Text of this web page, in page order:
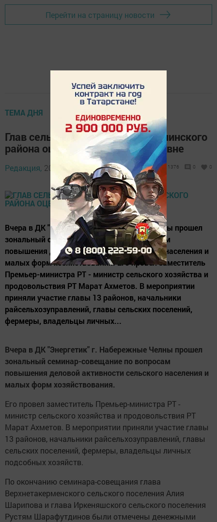
Перейти на страницу новости
ТЕМА ДНЯ
Глав сельских поселений Мензелинского
района оценили на должном уровне
Редакция, 20 декабря 2016 - 12:46 1376 0 0
Вчера в ДК "Энергетик" г. Набережные Челны прошел
зональный семинар-совещание по вопросам
повышения деловой активности сельского населения и
малых форм хозяйствования. Его провел заместитель
Премьер-министра РТ - министр сельского хозяйства и
продовольствия РТ Марат Ахметов. В мероприятии
приняли участие главы 13 районов, начальники
райсельхозуправлений, главы сельских поселений,
фермеры, владельцы личных...
Вчера в ДК "Энергетик" г. Набережные Челны прошел
зональный семинар-совещание по вопросам
повышения деловой активности сельского населения и
малых форм хозяйствования.
Его провел заместитель Премьер-министра РТ -
министр сельского хозяйства и продовольствия РТ
Марат Ахметов. В мероприятии приняли участие главы
13 районов, начальники райсельхозуправлений, главы
сельских поселений, фермеры, владельцы личных
подсобных хозяйств.
По окончанию семинара-совещания глава
Верхнетакерменского сельского поселения Алия
Шарипова и глава Иркеняшского сельского поселения
Рустям Шарафутдинов были отмечены денежными